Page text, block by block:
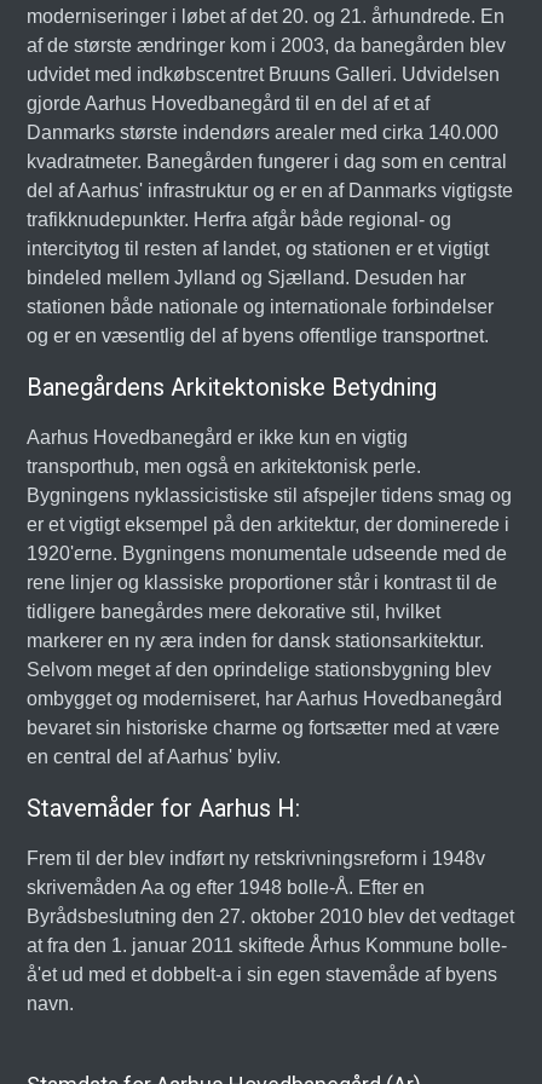
moderniseringer i løbet af det 20. og 21. århundrede. En
af de største ændringer kom i 2003, da banegården blev
udvidet med indkøbscentret Bruuns Galleri. Udvidelsen
gjorde Aarhus Hovedbanegård til en del af et af
Danmarks største indendørs arealer med cirka 140.000
kvadratmeter. Banegården fungerer i dag som en central
del af Aarhus' infrastruktur og er en af Danmarks vigtigste
trafikknudepunkter. Herfra afgår både regional- og
intercitytog til resten af landet, og stationen er et vigtigt
bindeled mellem Jylland og Sjælland. Desuden har
stationen både nationale og internationale forbindelser
og er en væsentlig del af byens offentlige transportnet.
Banegårdens Arkitektoniske Betydning
Aarhus Hovedbanegård er ikke kun en vigtig
transporthub, men også en arkitektonisk perle.
Bygningens nyklassicistiske stil afspejler tidens smag og
er et vigtigt eksempel på den arkitektur, der dominerede i
1920'erne. Bygningens monumentale udseende med de
rene linjer og klassiske proportioner står i kontrast til de
tidligere banegårdes mere dekorative stil, hvilket
markerer en ny æra inden for dansk stationsarkitektur.
Selvom meget af den oprindelige stationsbygning blev
ombygget og moderniseret, har Aarhus Hovedbanegård
bevaret sin historiske charme og fortsætter med at være
en central del af Aarhus' byliv.
Stavemåder for Aarhus H:
Frem til der blev indført ny retskrivningsreform i 1948v
skrivemåden Aa og efter 1948 bolle-Å. Efter en
Byrådsbeslutning den 27. oktober 2010 blev det vedtaget
at fra den 1. januar 2011 skiftede Århus Kommune bolle-
å'et ud med et dobbelt-a i sin egen stavemåde af byens
navn.